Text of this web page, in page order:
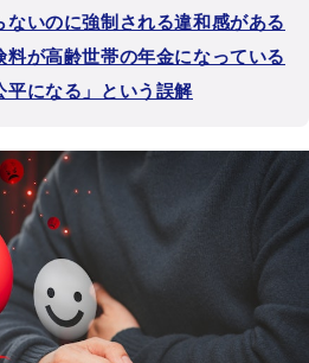
いのに強制される違和感がある
が高齢世帯の年金になっている
平になる」という誤解